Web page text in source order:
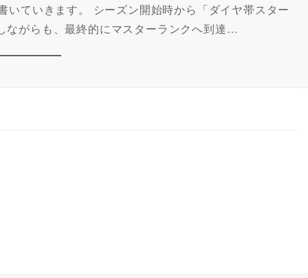
ていきます。 シーズン開始時から「ダイヤ帯スター
ながらも、最終的にマスターランクへ到達…